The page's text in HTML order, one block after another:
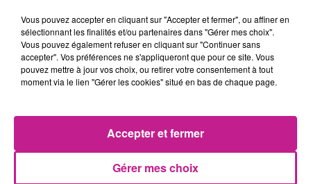
Restera?
7h36
7h36 7h33
7h33
TAYC
7h27
7h27
Vous pouvez accepter en cliquant sur "Accepter et fermer", ou affiner en
sélectionnant les finalités et/ou partenaires dans "Gérer mes choix".
Vous pouvez également refuser en cliquant sur "Continuer sans
accepter". Vos préférences ne s'appliqueront que pour ce site. Vous
pouvez mettre à jour vos choix, ou retirer votre consentement à tout
moment via le lien "Gérer les cookies" situé en bas de chaque page.
Gérer mes choix
Accepter et fermer